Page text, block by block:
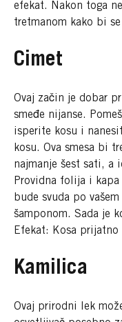
efekat. Nakon toga
tretmanom kako bi se
Cimet
Ovaj začin je dobar
smeđe nijanse.
isperite kosu i
kosu. Ova smesa bi
najmanje šest sati, a
Providna folija i
bude svuda po
šamponom. Sada je
Efekat: Kosa
Kamilica
Ovaj prirodni lek